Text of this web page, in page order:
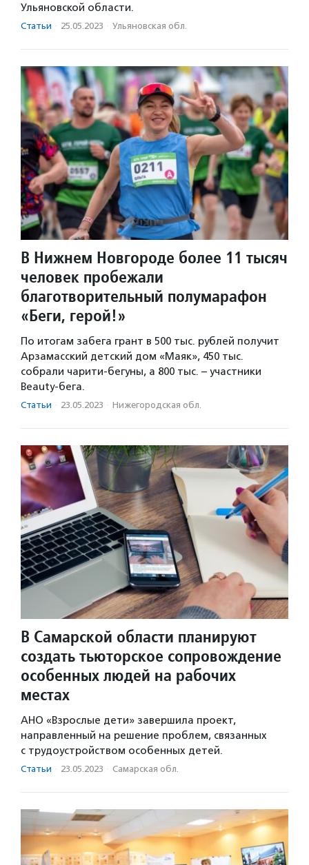
Ульяновской области.
Статьи · 25.05.2023 · Ульяновская обл.
В Нижнем Новгороде более 11 тысяч
человек пробежали
благотворительный полумарафон
«Беги, герой!»
По итогам забега грант в 500 тыс. рублей получит
Арзамасский детский дом «Маяк», 450 тыс.
собрали чарити-бегуны, а 800 тыс. – участники
Beauty-бега.
Статьи · 23.05.2023 · Нижегородская обл.
В Самарской области планируют
создать тьюторское сопровождение
особенных людей на рабочих
местах
АНО «Взрослые дети» завершила проект,
направленный на решение проблем, связанных
с трудоустройством особенных детей.
Статьи · 23.05.2023 · Самарская обл.